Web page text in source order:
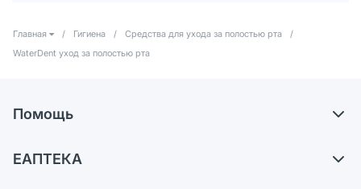
Главная / Гигиена / Средства для ухода за полостью рта
/
WaterDent уход за полостью рта
Помощь
Самовывоз из аптек
ЕАПТЕКА